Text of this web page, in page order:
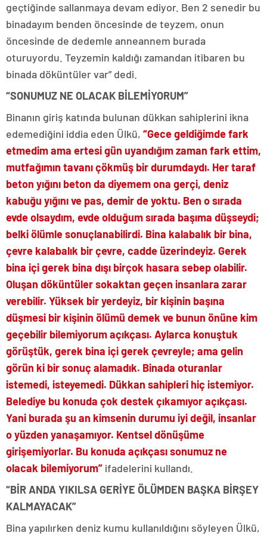
geçtiğinde sallanmaya devam ediyor. Ben 2 senedir bu
binadayım benden öncesinde de teyzem, onun
öncesinde de dedemle anneannem burada
oturuyordu. Teyzemin kaldığı zamandan itibaren bu
binada döküntüler var” dedi.
“SONUMUZ NE OLACAK BİLEMİYORUM”
Binanın giriş katında bulunan dükkan sahiplerini ikna
edemediğini iddia eden Ülkü, “Gece geldiğimde fark
etmedim ama ertesi gün uyandığım zaman fark ettim,
mutfağımın tavanı çökmüş bir durumdaydı. Her taraf
beton yığını beton da diyemem ona gerçi, deniz
kabuğu yığını ve pas, demir de yoktu. Ben o sırada
evde olsaydım, evde olduğum sırada başıma düşseydi;
belki ölümle sonuçlanabilirdi. Bina kalabalık bir bina,
çevre kalabalık bir çevre, cadde üzerindeyiz. Gerek
bina içi gerek bina dışı birçok hasara sebep olabilir.
Oluşan döküntüler sokaktan geçen insanlara zarar
verebilir. Yüksek bir yerdeyiz, bir kişinin başına
düşmesi bir kişinin ölümü demek ve bunun önüne kim
geçebilir bilemiyorum açıkçası. Aylarca konuştuk
görüştük, gerek bina içi gerek çevreyle; ama gelin
görün ki bir sonuç alamadık. Binada oturanlar
istemedi, isteyemedi. Dükkan sahipleri hiç istemiyor.
Belediye bu konuda çok destek çıkamıyor açıkçası.
Yani burada şu an kimsenin durumu iyi değil, insanlar
o yüzden yanaşamıyor. Kentsel dönüşüme
girişemiyorlar. Bu konuda açıkçası sonumuz ne
olacak bilemiyorum” ifadelerini kullandı.
“BİR ANDA YIKILSA GERİYE ÖLÜMDEN BAŞKA BİRŞEY
KALMAYACAK”
Bina yapılırken deniz kumu kullanıldığını söyleyen Ülkü,